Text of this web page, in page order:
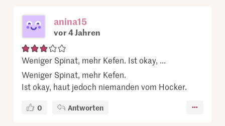
anina15
vor 4 Jahren
Weniger Spinat, mehr Kefen. Ist okay, ...
Weniger Spinat, mehr Kefen.
Ist okay, haut jedoch niemanden vom Hocker.
0 Antworten